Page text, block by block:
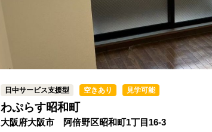
日中サービス支援型 空きあり 見学可能
わぷらす昭和町
大阪府大阪市 阿倍野区昭和町1丁目16-3